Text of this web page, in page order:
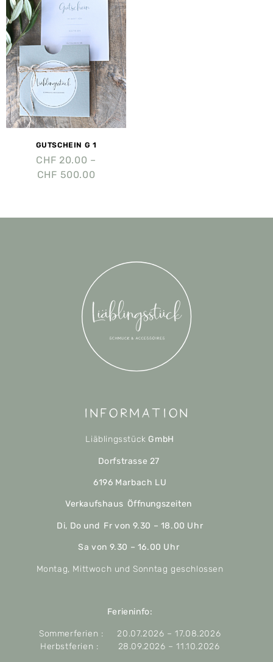
GUTSCHEIN G 1
CHF 20.00 –
CHF 500.00
Information
Liäblingsstück GmbH
Dorfstrasse 27
6196 Marbach LU
Verkaufshaus Öffnungszeiten
Di, Do und Fr von 9.30 – 18.00 Uhr
Sa von 9.30 – 16.00 Uhr
Montag, Mittwoch und Sonntag geschlossen
Ferieninfo:
Sommerferien : 20.07.2026 – 17.08.2026
Herbstferien : 28.09.2026 – 11.10.2026